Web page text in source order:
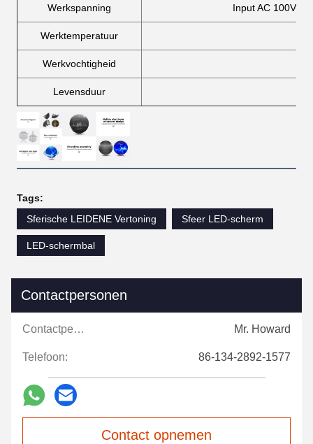
Werkspanning Input AC 100V-
Werktemperatuur
Werkvochtigheid
Levensduur
Tags:
Sferische LEIDENE Vertoning
Sfeer LED-scherm
LED-schermbal
Contactpersonen
Contactpersonen: Mr. Howard
Telefoon: 86-134-2892-1577
Contact opnemen